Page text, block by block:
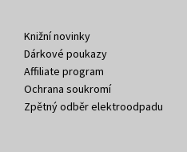
Knižní novinky
Dárkové poukazy
Affiliate program
Ochrana soukromí
Zpětný odběr elektroodpadu